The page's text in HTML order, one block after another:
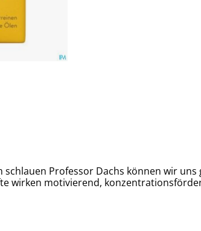
Professor Dachs können wir
wirken motivierend,